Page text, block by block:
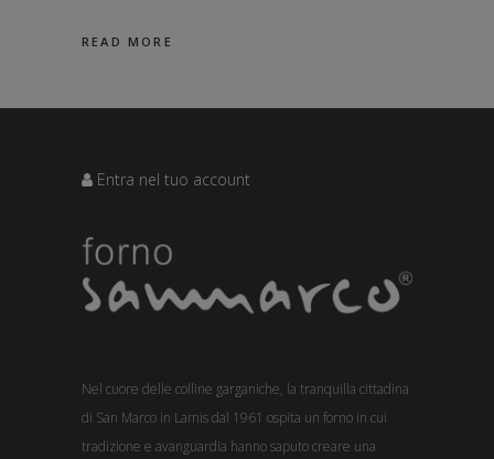
READ MORE
Entra nel tuo account
Nel cuore delle colline garganiche, la tranquilla cittadina
di San Marco in Lamis dal 1961 ospita un forno in cui
tradizione e avanguardia hanno saputo creare una